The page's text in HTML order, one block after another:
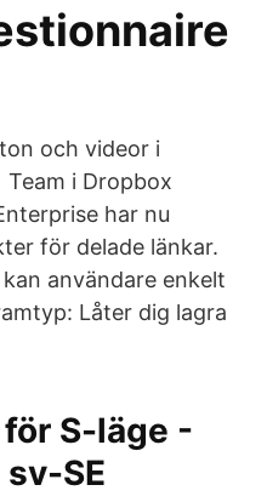
och videor i
i Dropbox
har nu
för delade länkar.
användare enkelt
Låter dig lagra
S-läge -
SE